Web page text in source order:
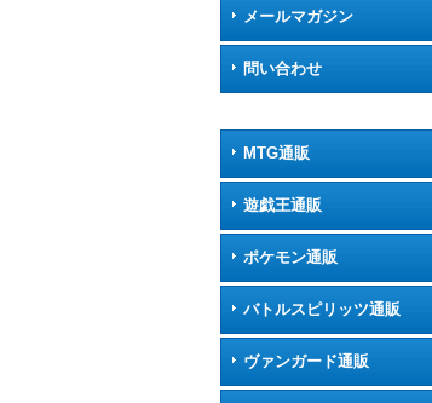
メールマガジン
問い合わせ
MTG通販
遊戯王通販
ポケモン通販
バトルスピリッツ通販
ヴァンガード通販